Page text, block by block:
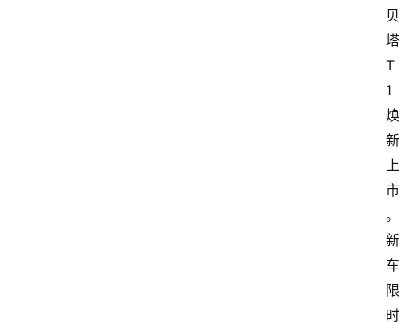
贝
塔
T
1
焕
新
上
市
。
新
车
限
时